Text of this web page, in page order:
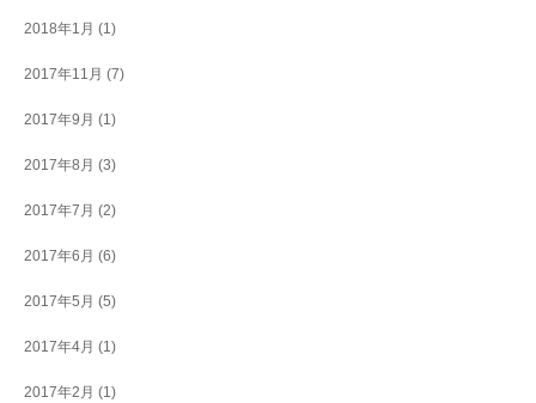
2018年1月 (1)
2017年11月 (7)
2017年9月 (1)
2017年8月 (3)
2017年7月 (2)
2017年6月 (6)
2017年5月 (5)
2017年4月 (1)
2017年2月 (1)